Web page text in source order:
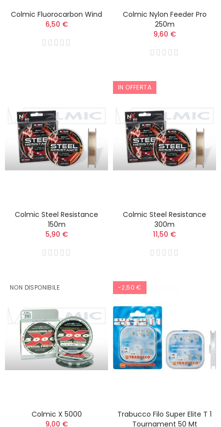
Colmic Fluorocarbon Wind
6,50 €
Colmic Nylon Feeder Pro
250m
9,60 €
Colmic Steel Resistance
150m
5,90 €
IN OFFERTA
Colmic Steel Resistance
300m
11,50 €
NON DISPONIBILE
Colmic X 5000
9,00 €
-2,50 €
Trabucco Filo Super Elite T 1
Tournament 50 Mt